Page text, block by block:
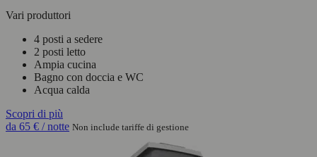
Vari produttori
4 posti a sedere
2 posti letto
Ampia cucina
Bagno con doccia e WC
Acqua calda
Scopri di più
da 65 € / notte Non include tariffe di gestione